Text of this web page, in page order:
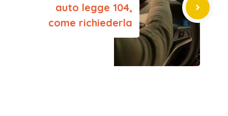
auto legge 104,
come richiederla